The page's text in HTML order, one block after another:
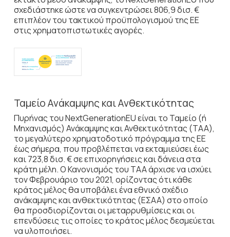
σχεδιάστηκε ώστε να συγκεντρώσει 806,9 δισ. €
επιπλέον του τακτικού προϋπολογισμού της ΕΕ
στις χρηματοπιστωτικές αγορές.
Ταμείο Ανάκαμψης και Ανθεκτικότητας
Πυρήνας του NextGenerationEU είναι το Ταμείο (ή
Μηχανισμός) Ανάκαμψης και Ανθεκτικότητας (ΤΑΑ),
το μεγαλύτερο χρηματοδοτικό πρόγραμμα της ΕΕ
έως σήμερα, που προβλέπεται να εκταμιεύσει έως
και 723,8 δισ. € σε επιχορηγήσεις και δάνεια στα
κράτη μέλη. Ο Κανονισμός του ΤΑΑ άρχισε να ισχύει
τον Φεβρουάριο του 2021, ορίζοντας ότι κάθε
κράτος μέλος θα υποβάλει ένα εθνικό σχέδιο
ανάκαμψης και ανθεκτικότητας (EΣΑΑ) στο οποίο
θα προσδιορίζονται οι μεταρρυθμίσεις και οι
επενδύσεις τις οποίες το κράτος μέλος δεσμεύεται
να υλοποιήσει.